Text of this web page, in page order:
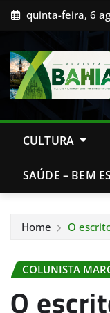
Skip quinta-feira, 6
CULTURA
SAÚDE – BEM
Home O
COLUNISTA